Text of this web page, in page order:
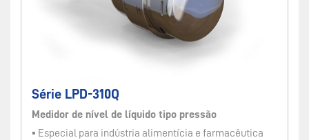
Série LPD-310Q
Medidor de nível de líquido tipo pressão
▪ Especial para indústria alimentícia e farmacêutica